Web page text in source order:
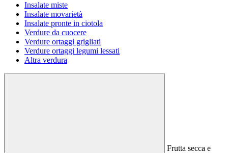
Insalate miste
Insalate movarietà
Insalate pronte in ciotola
Verdure da cuocere
Verdure ortaggi grigliati
Verdure ortaggi legumi lessati
Altra verdura
Frutta secca e